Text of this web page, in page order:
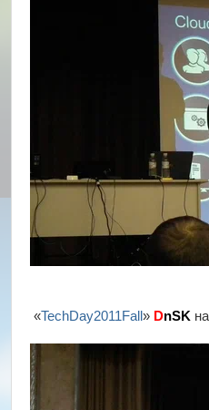
«TechDay2011Fall» DnSK на